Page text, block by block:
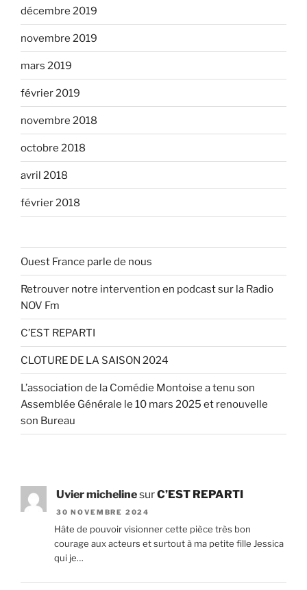
décembre 2019
novembre 2019
mars 2019
février 2019
novembre 2018
octobre 2018
avril 2018
février 2018
Ouest France parle de nous
Retrouver notre intervention en podcast sur la Radio
NOV Fm
C’EST REPARTI
CLOTURE DE LA SAISON 2024
L’association de la Comédie Montoise a tenu son
Assemblée Générale le 10 mars 2025 et renouvelle
son Bureau
Uvier michelinesurC’EST REPARTI
30 NOVEMBRE 2024
Hâte de pouvoir visionner cette pièce très bon
courage aux acteurs et surtout à ma petite fille Jessica
qui je…